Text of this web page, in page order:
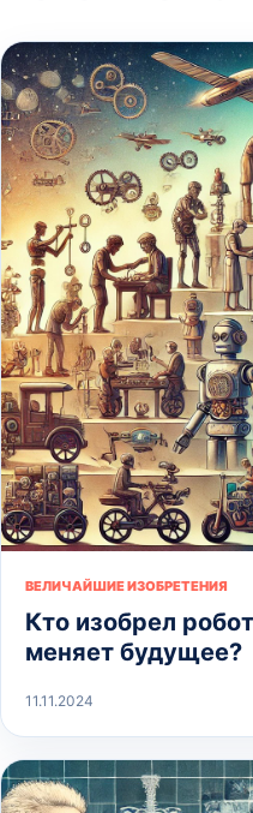
ВЕЛИЧАЙШИЕ ИЗОБРЕТЕНИЯ
Кто изобрел
меняет будущее?
11.11.2024